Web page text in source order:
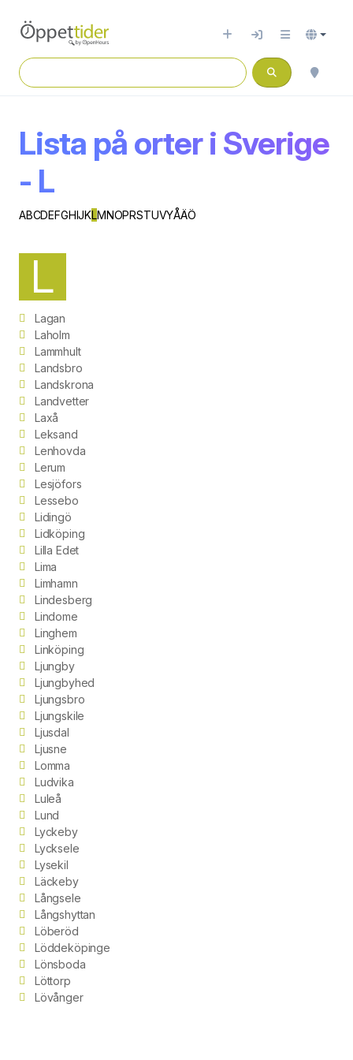
Lista på orter i Sverige
- L
ABCDEFGHIJKLMNOPRSTUVYÅÄÖ
L
Lagan
Laholm
Lammhult
Landsbro
Landskrona
Landvetter
Laxå
Leksand
Lenhovda
Lerum
Lesjöfors
Lessebo
Lidingö
Lidköping
Lilla Edet
Lima
Limhamn
Lindesberg
Lindome
Linghem
Linköping
Ljungby
Ljungbyhed
Ljungsbro
Ljungskile
Ljusdal
Ljusne
Lomma
Ludvika
Luleå
Lund
Lyckeby
Lycksele
Lysekil
Läckeby
Långsele
Långshyttan
Löberöd
Löddeköpinge
Lönsboda
Löttorp
Lövånger